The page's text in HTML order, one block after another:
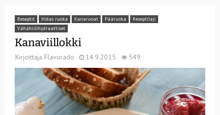
Reseptit Hidas ruoka Kanaruoat Pääruoka
Reseptilaji
Vähähiilihydraattiset
Kanaviillokki
Kirjoittaja Flavorado 14.9.2015 549